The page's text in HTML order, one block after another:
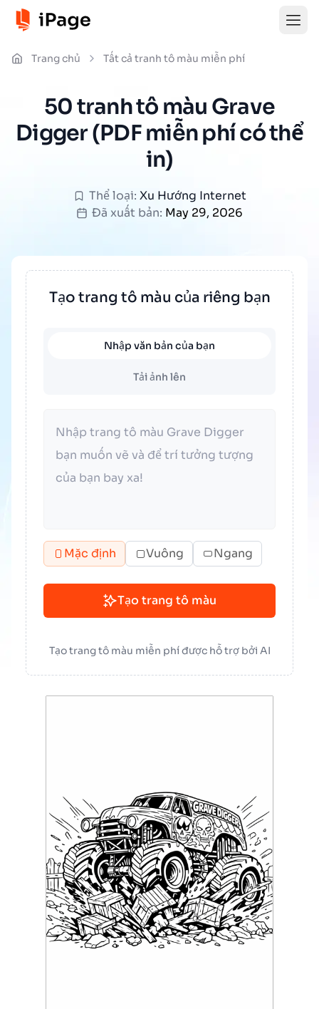
Trang chủ Tất cả tranh tô màu miễn phí
50 tranh tô màu Grave
Digger (PDF miễn phí có thể
in)
Thể loại: Xu Hướng Internet
Đã xuất bản: May 29, 2026
Tạo trang tô màu của riêng bạn
Nhập văn bản của bạn
Tải ảnh lên
Mặc định Vuông Ngang
Tạo trang tô màu
Tạo trang tô màu miễn phí được hỗ trợ bởi AI